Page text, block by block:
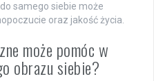
samego siebie może
oraz jakość życia.
może pomóc w
obrazu siebie?